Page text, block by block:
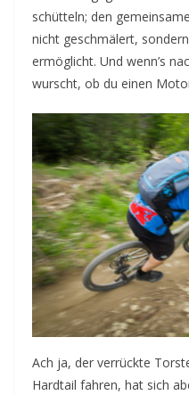
schütteln; den
nicht geschmälert,
ermöglicht. Und wenn’s
wurscht, ob du einen
Ach ja, der verrückte
Hardtail fahren, hat sich